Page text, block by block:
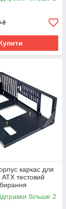
₴
каркас для
тестовий
більше 2